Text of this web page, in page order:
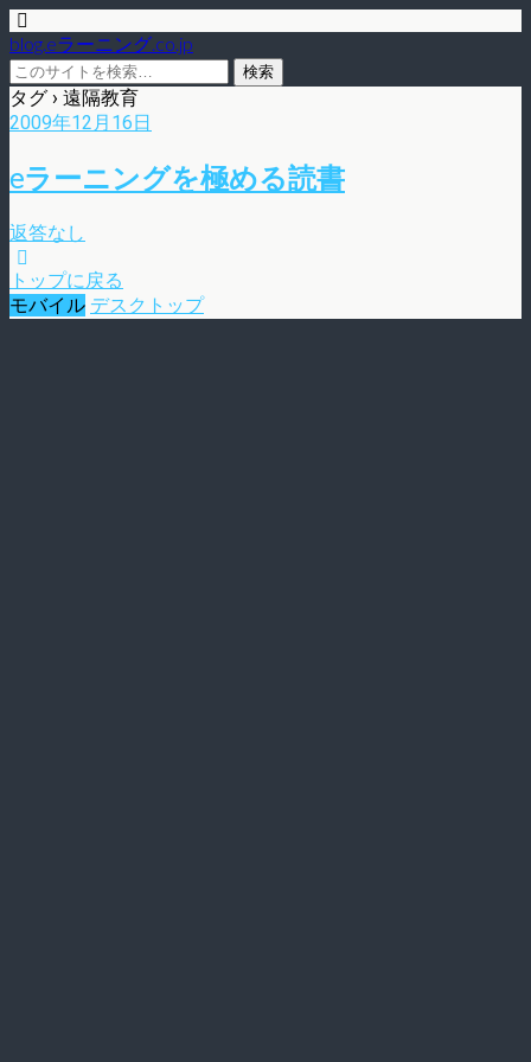
blog.eラーニング.co.jp
タグ › 遠隔教育
2009年12月16日
eラーニングを極める読書
返答なし
トップに戻る
モバイル デスクトップ